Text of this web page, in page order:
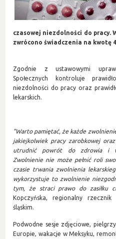
czasowej niezdolności do pracy.
zwrócono świadczenia na kwotę
Zgodnie z ustawowymi
Społecznych kontroluje
niezdolności do pracy oraz
lekarskich.
"Warto pamiętać, że każde
jakiejkolwiek pracy zarobkowej
utrudnić powrót do zdrowia i
Zwolnienie nie może pełnić roli
czasie trwania zwolnienia
wykorzystuje to zwolnienie
tym, że straci prawo do zasiłku
Kopczyńska, regionalny
śląskim.
Podwodne sesje zdjęciowe,
Europie, wakacje w Meksyku,